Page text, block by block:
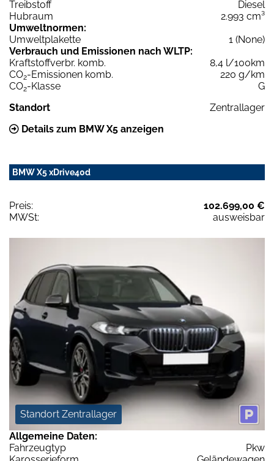
Treibstoff
Diesel
Hubraum
2.993 cm³
Umweltnormen:
Umweltplakette
1 (None)
Verbrauch und Emissionen nach WLTP:
Kraftstoffverbr. komb.
8,4 l/100km
CO2-Emissionen komb.
220 g/km
CO2-Klasse
G
Standort
Zentrallager
Details zum BMW X5 anzeigen
BMW X5 xDrive40d
Preis:
102.699,00 €
MWSt:
ausweisbar
Standort Zentrallager
Allgemeine Daten:
Fahrzeugtyp
Pkw